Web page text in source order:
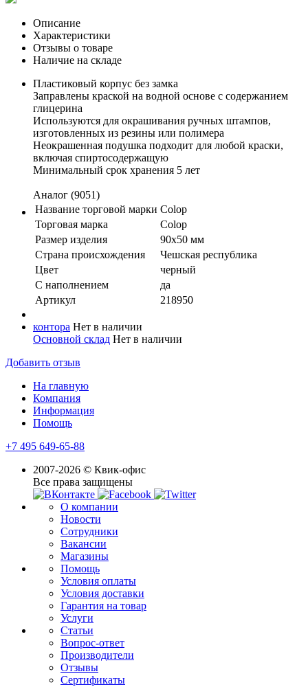
Описание
Характеристики
Отзывы о товаре
Наличие на складе
Пластиковый корпус без замка
Заправлены краской на водной основе с содержанием
глицерина
Используются для окрашивания ручных штампов,
изготовленных из резины или полимера
Неокрашенная подушка подходит для любой краски,
включая спиртосодержащую
Минимальный срок хранения 5 лет
Аналог (9051)
Название торговой марки Colop
Торговая марка
Colop
Размер изделия
90х50 мм
Страна происхождения
Чешская республика
Цвет
черный
С наполнением
да
Артикул
218950
контора Нет в наличии
Основной склад Нет в наличии
Добавить отзыв
На главную
Компания
Информация
Помощь
+7 495 649-65-88
2007-2026 © Квик-офис
Все права защищены
О компании
Новости
Сотрудники
Вакансии
Магазины
Помощь
Условия оплаты
Условия доставки
Гарантия на товар
Услуги
Статьи
Вопрос-ответ
Производители
Отзывы
Сертификаты